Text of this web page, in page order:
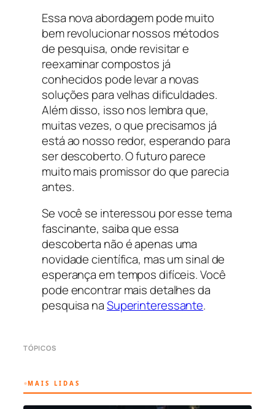
Essa nova abordagem pode muito
bem revolucionar nossos métodos
de pesquisa, onde revisitar e
reexaminar compostos já
conhecidos pode levar a novas
soluções para velhas dificuldades.
Além disso, isso nos lembra que,
muitas vezes, o que precisamos já
está ao nosso redor, esperando para
ser descoberto. O futuro parece
muito mais promissor do que parecia
antes.
Se você se interessou por esse tema
fascinante, saiba que essa
descoberta não é apenas uma
novidade científica, mas um sinal de
esperança em tempos difíceis. Você
pode encontrar mais detalhes da
pesquisa naSuperinteressante.
TÓPICOS
MAIS LIDAS